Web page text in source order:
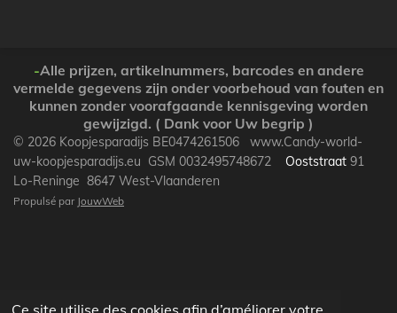
e
e
e
e
-Alle prijzen, artikelnummers, barcodes en andere
vermelde gegevens zijn onder voorbehoud van fouten en
kunnen zonder voorafgaande kennisgeving worden
gewijzigd. ( Dank voor Uw begrip )
© 2026 Koopjesparadijs BE0474261506 www.Candy-world-
uw-koopjesparadijs.eu GSM 0032495748672 Ooststraat 91
Lo-Reninge 8647 West-Vlaanderen
Propulsé par JouwWeb